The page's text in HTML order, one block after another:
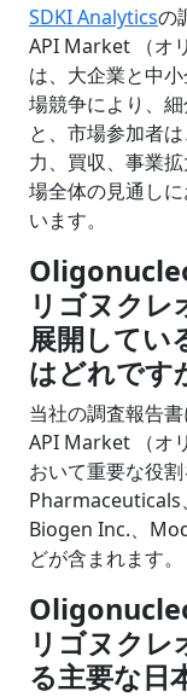
SDKI Analyticsの
API Market （オ
は、大企業と中
場競争により、
と、市場参加者
力、買収、事業
場全体の見通し
います。
リゴヌクレ
展開してい
はどれです
当社の調査報告
API Market （オ
おいて重要な役
Pharmaceuticals
Biogen Inc.、
どが含まれます。
リゴヌクレ
る主要な日